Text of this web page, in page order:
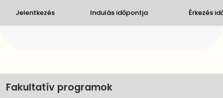
Jelentkezés Indulás időpontja Érkezés
Fakultatív programok